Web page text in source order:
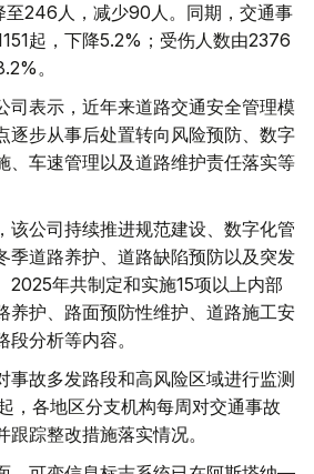
至246人，减少90人。同期，交通事
起，下降5.2%；受伤人数由2376
。
司表示，近年来道路交通安全管理模
逐步从事后处置转向风险预防、数字
、车速管理以及道路维护责任落实等
该公司持续推进规范建设、数字化管
季道路养护、道路缺陷预防以及突发
2025年共制定和实施15项以上内部
养护、路面预防性维护、道路施工安
分析等内容。
事故多发路段和高风险区域进行监测
，各地区分支机构每周对交通事故
踪整改措施落实情况。